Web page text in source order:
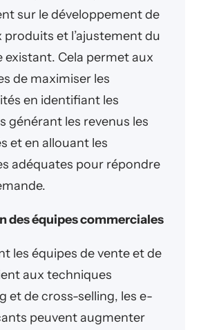
sur le développement de
produits et l’ajustement du
existant. Cela permet aux
de maximiser les
en identifiant les
générant les revenus les
et en allouant les
adéquates pour répondre
des équipes commerciales
les équipes de vente et de
aux techniques
et de cross-selling, les e-
peuvent augmenter